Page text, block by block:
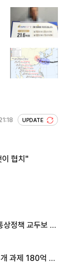
UPDATE
협치"
정책 교두보 활
과제 180억 지